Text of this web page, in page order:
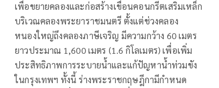
เพื่อขยายคลองและก่อสร้างเขื่อนคอนกรีตเสริมเหล็ก
บริเวณคลองพระยาราชมนตรี ตั้งแต่ช่วงคลอง
หนองใหญ่ถึงคลองภาษีเจริญ มีความกว้าง 60 เมตร
ยาวประมาณ 1,600 เมตร (1.6 กิโลเมตร) เพื่อเพิ่ม
ประสิทธิภาพการระบายน้ำและแก้ปัญหาน้ำท่วมขัง
ในกรุงเทพฯ ทั้งนี้ ร่างพระราชกฤษฎีกามีกำหนด